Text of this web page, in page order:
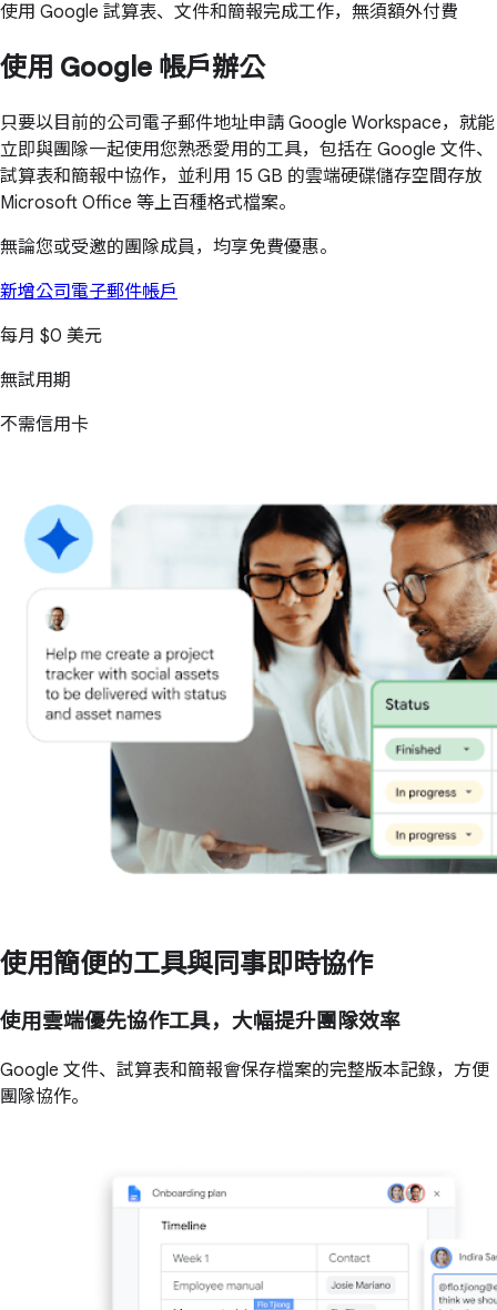
使用 Google 試算表、文件和簡報完成工作，無須額外付費
使用 Google 帳戶辦公
只要以目前的公司電子郵件地址申請 Google Workspace，就能
立即與團隊一起使用您熟悉愛用的工具，包括在 Google 文件、
試算表和簡報中協作，並利用 15 GB 的雲端硬碟儲存空間存放
Microsoft Office 等上百種格式檔案。
無論您或受邀的團隊成員，均享免費優惠。
新增公司電子郵件帳戶
每月 $0 美元
無試用期
不需信用卡
使用簡便的工具與同事即時協作
使用雲端優先協作工具，大幅提升團隊效率
Google 文件、試算表和簡報會保存檔案的完整版本記錄，方便
團隊協作。